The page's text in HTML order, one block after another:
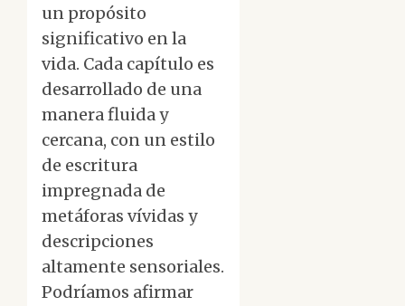
un propósito
significativo en la
vida. Cada capítulo es
desarrollado de una
manera fluida y
cercana, con un estilo
de escritura
impregnada de
metáforas vívidas y
descripciones
altamente sensoriales.
Podríamos afirmar